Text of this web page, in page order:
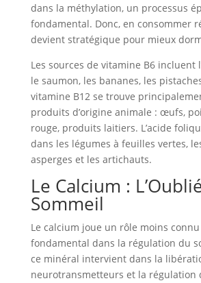
dans la méthylation, un processus
fondamental. Donc, en consommer
devient stratégique pour mieux
Les sources de vitamine B6 incluent
le saumon, les bananes, les
vitamine B12 se trouve
produits d’origine animale : œufs,
rouge, produits laitiers. L’acide
dans les légumes à feuilles vertes,
asperges et les artichauts.
Le Calcium :
Sommeil
Le calcium joue un rôle moins
fondamental dans la régulation du
ce minéral intervient dans la
neurotransmetteurs et la régulation